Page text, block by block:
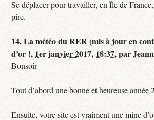
Se déplacer pour travailler, en Île de
pire.
14.La météo du RER (mis à jour en
d’or !, 1er janvier 2017, 18:37,par
Bonsoir
Tout d’abord une bonne et heureuse année
Ensuite, votre site est vraiment une mine